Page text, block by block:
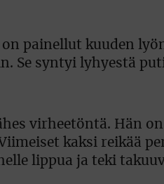
painellut kuuden
Se syntyi lyhyestä
virheetöntä. Hän
kaksi reikää
lippua ja teki